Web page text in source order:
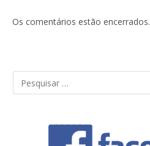
Os comentários estão encerrados.